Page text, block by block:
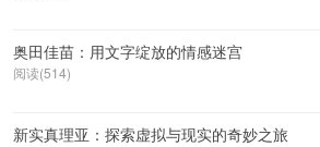
奥田佳苗：用文字绽放的情感迷宫
阅读(514)
新实真理亚：探索虚拟与现实的奇妙之旅